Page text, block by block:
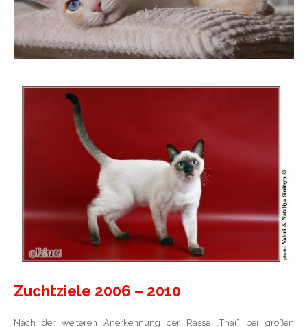
Zuchtziele 2006 – 2010
Nach der weiteren Anerkennung der Rasse „Thai“ bei großen